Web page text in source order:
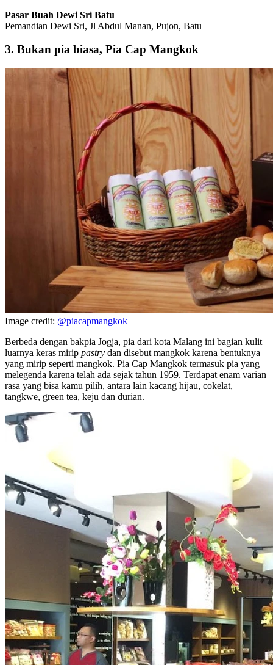
Pasar Buah Dewi Sri Batu
Pemandian Dewi Sri, Jl Abdul Manan, Pujon, Batu
3. Bukan pia biasa, Pia Cap Mangkok
Image credit: @piacapmangkok
Berbeda dengan bakpia Jogja, pia dari kota Malang ini bagian kulit
luarnya keras mirip pastry dan disebut mangkok karena bentuknya
yang mirip seperti mangkok. Pia Cap Mangkok termasuk pia yang
melegenda karena telah ada sejak tahun 1959. Terdapat enam varian
rasa yang bisa kamu pilih, antara lain kacang hijau, cokelat,
tangkwe, green tea, keju dan durian.